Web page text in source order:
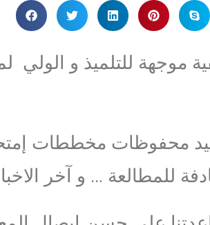
موجهة للتلميذ و
محفوظات مخططات